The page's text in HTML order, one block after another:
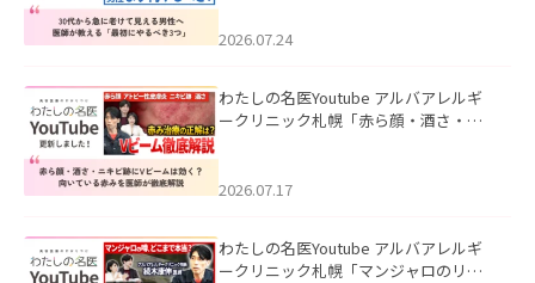
た。
2026.07.24
わたしの名医Youtube アルバアレルギ
ークリニック札幌「赤ら顔・酒さ・ニ
した。
2026.07.17
わたしの名医Youtube アルバアレルギ
ークリニック札幌「マンジャロのリア